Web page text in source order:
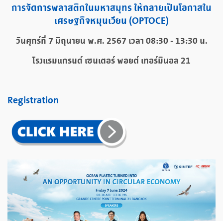
การจัดการพลาสติกในมหาสมุทร ให้กลายเป็นโอกาสใน
เศรษฐกิจหมุนเวียน (OPTOCE)
วันศุกร์ที่ 7 มิถุนายน พ.ศ. 2567 เวลา08:30 - 13:30 น.
โรงแรมแกรนด์ เซนเตอร์ พอยต์ เทอร์มินอล 21
Registration